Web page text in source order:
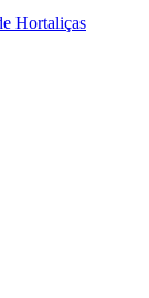
Hortaliças